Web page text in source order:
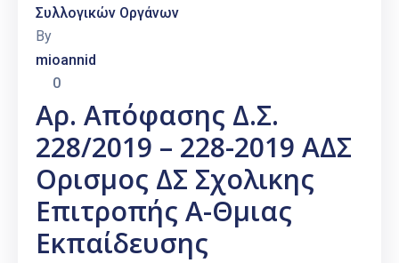
Συλλογικών Οργάνων
By
mioannid
0
Αρ. Απόφασης Δ.Σ.
228/2019 – 228-2019 ΑΔΣ
Ορισμος ΔΣ Σχολικης
Επιτροπής Α-Θμιας
Εκπαίδευσης